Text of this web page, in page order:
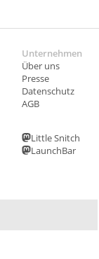
Unternehmen
Über uns
Presse
Datenschutz
AGB
Little Snitch
LaunchBar